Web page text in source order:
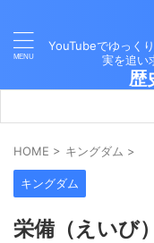
YouTubeでゆっく
実を追い
歴
HOME > キングダム >
キングダム
栄備（えいび